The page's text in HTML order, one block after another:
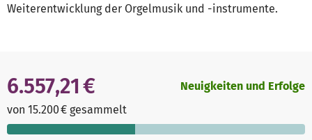
Weiterentwicklung der Orgelmusik und -instrumente.
6.557,21 €
von 15.200 € gesammelt
Neuigkeiten und Erfolge